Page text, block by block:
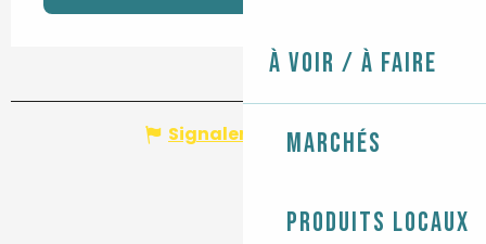
À voir / À faire
Marchés
Produits locaux
Signaler une erreur